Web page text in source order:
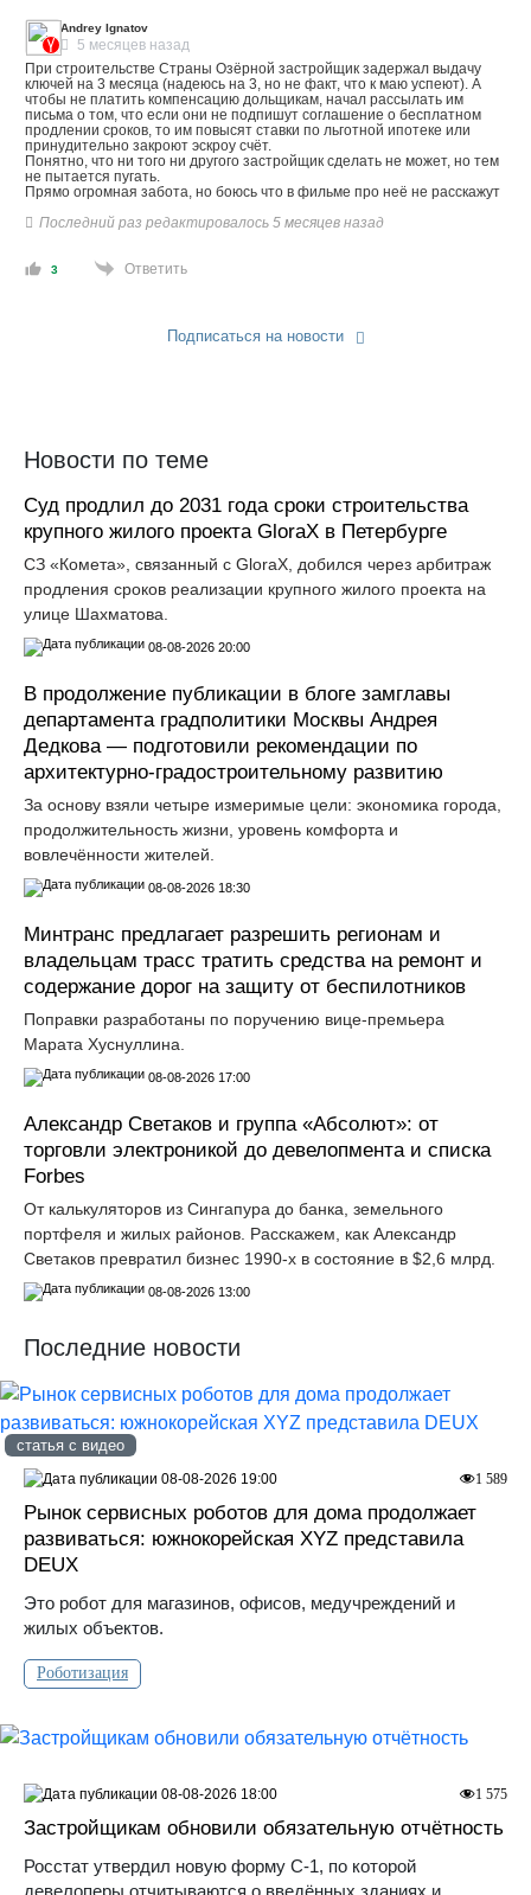
Andrey Ignatov
5 месяцев назад
При строительстве Страны Озёрной застройщик задержал выдачу
ключей на 3 месяца (надеюсь на 3, но не факт, что к маю успеют). А
чтобы не платить компенсацию дольщикам, начал рассылать им
письма о том, что если они не подпишут соглашение о бесплатном
продлении сроков, то им повысят ставки по льготной ипотеке или
принудительно закроют эскроу счёт.
Понятно, что ни того ни другого застройщик сделать не может, но тем
не пытается пугать.
Прямо огромная забота, но боюсь что в фильме про неё не расскажут
Последний раз редактировалось 5 месяцев назад
3 Ответить
Подписаться на новости
Новости по теме
Суд продлил до 2031 года сроки строительства
крупного жилого проекта GloraX в Петербурге
СЗ «Комета», связанный с GloraX, добился через арбитраж
продления сроков реализации крупного жилого проекта на
улице Шахматова.
08-08-2026 20:00
В продолжение публикации в блоге замглавы
департамента градполитики Москвы Андрея
Дедкова — подготовили рекомендации по
архитектурно-градостроительному развитию
За основу взяли четыре измеримые цели: экономика города,
продолжительность жизни, уровень комфорта и
вовлечённости жителей.
08-08-2026 18:30
Минтранс предлагает разрешить регионам и
владельцам трасс тратить средства на ремонт и
содержание дорог на защиту от беспилотников
Поправки разработаны по поручению вице-премьера
Марата Хуснуллина.
08-08-2026 17:00
Александр Светаков и группа «Абсолют»: от
торговли электроникой до девелопмента и списка
Forbes
От калькуляторов из Сингапура до банка, земельного
портфеля и жилых районов. Расскажем, как Александр
Светаков превратил бизнес 1990-х в состояние в $2,6 млрд.
08-08-2026 13:00
Последние новости
статья с видео
Рынок сервисных роботов для дома продолжает
развиваться: южнокорейская XYZ представила
DEUX
Это робот для магазинов, офисов, медучреждений и
жилых объектов.
Роботизация
1 589
08-08-2026 19:00
Застройщикам обновили обязательную отчётность
Росстат утвердил новую форму С-1, по которой
девелоперы отчитываются о введённых зданиях и
1 575
08-08-2026 18:00